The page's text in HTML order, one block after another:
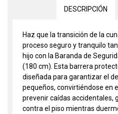
DESCRIPCIÓN
Haz que la transición de la
proceso seguro y tranquilo
hijo con la Baranda de
(180 cm). Esta barrera
diseñada para garantizar el
pequeños, convirtiéndose en
prevenir caídas accidentales,
contra el piso mientras